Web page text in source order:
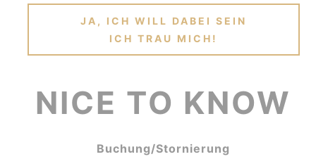
JA, ICH WILL DABEI SEIN
ICH TRAU MICH!
NICE TO KNOW
Buchung/Stornierung